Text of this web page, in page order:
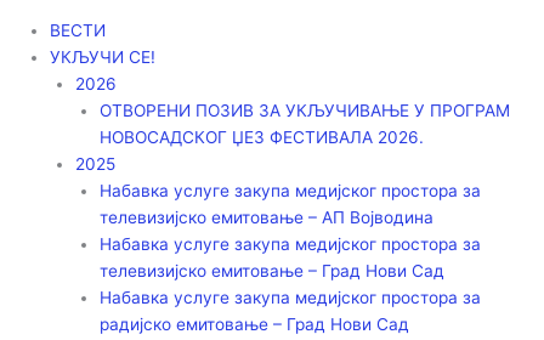
ВЕСТИ
УКЉУЧИ СЕ!
2026
ОТВОРЕНИ ПОЗИВ ЗА УКЉУЧИВАЊЕ У ПРОГРАМ
НОВОСАДСКОГ ЏЕЗ ФЕСТИВАЛА 2026.
2025
Набавка услуге закупа медијског простора за
телевизијско емитовање – АП Војводинa
Набавка услуге закупа медијског простора за
телевизијско емитовање – Град Нови Сад
Набавка услуге закупа медијског простора за
радијско емитовање – Град Нови Сад